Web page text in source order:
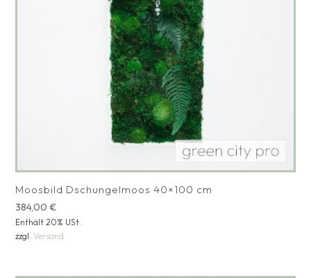
Moosbild Dschungelmoos 40×100 cm
384,00€
Enthält 20% USt.
zzgl.Versand